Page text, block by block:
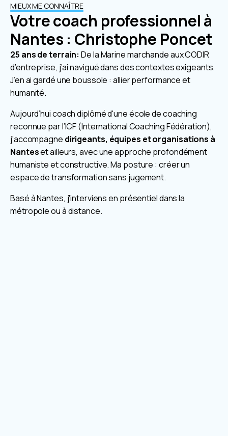
MIEUX ME CONNAÎTRE
Votre coach professionnel à
Nantes : Christophe Poncet
25 ans de terrain: De la Marine marchande aux CODIR
d’entreprise, j’ai navigué dans des contextes exigeants.
J’en ai gardé une boussole : allier performance et
humanité.
Aujourd’hui coach diplômé d'une école de coaching
reconnue par l’ICF (International Coaching Fédération),
j'accompagne dirigeants, équipes et organisations à
Nanteset ailleurs, avec une approche profondément
humaniste et constructive. Ma posture : créer un
espace de transformation sans jugement.
Basé à Nantes, j'interviens en présentiel dans la
métropole ou à distance.